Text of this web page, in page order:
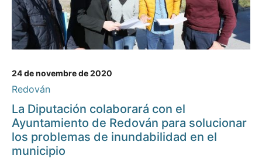
24 de novembre de 2020
Redován
La Diputación colaborará con el
Ayuntamiento de Redován para solucionar
los problemas de inundabilidad en el
municipio